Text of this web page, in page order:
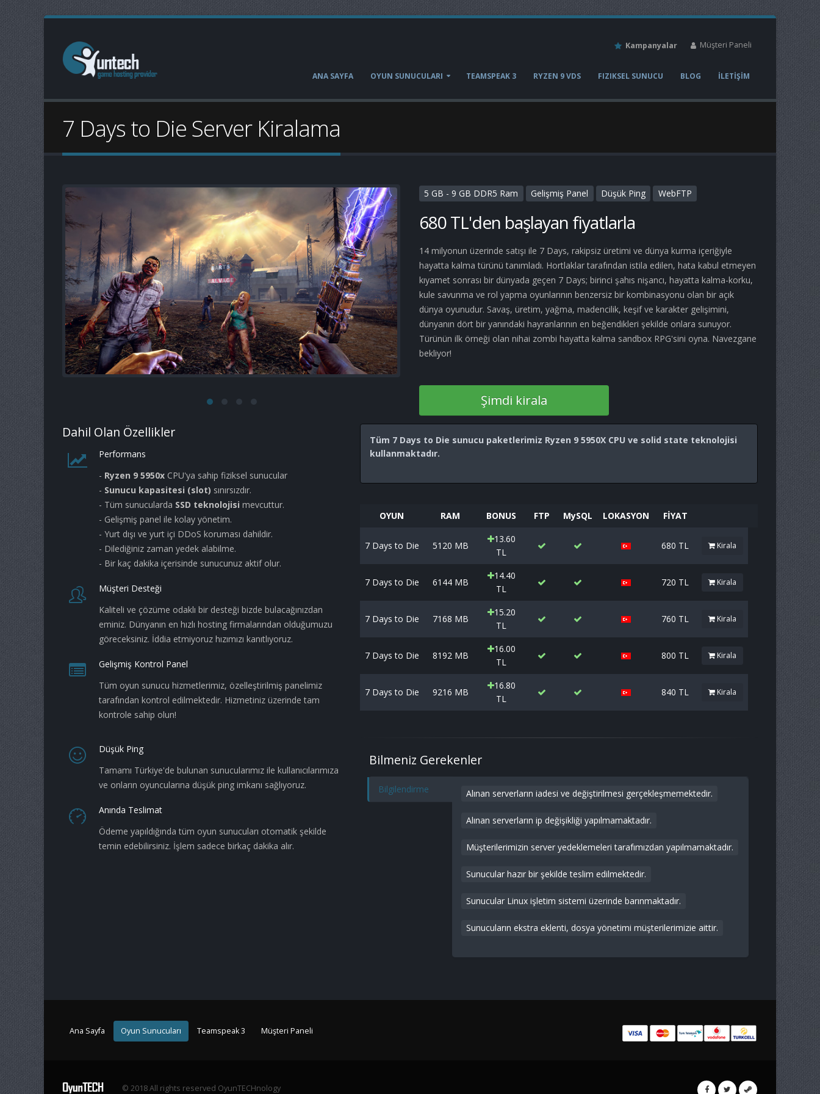
Kampanyalar Müşteri Paneli
ANA SAYFA OYUN SUNUCULARI TEAMSPEAK 3 RYZEN 9 VDS FIZIKSEL SUNUCU BLOG İLETİŞİM
7 Days to Die Server Kiralama
5 GB - 9 GB DDR5 Ram Gelişmiş Panel Düşük Ping WebFTP
680 TL'den başlayan fiyatlarla
14 milyonun üzerinde satışı ile 7 Days, rakipsiz üretimi ve dünya kurma içeriğiyle
hayatta kalma türünü tanımladı. Hortlaklar tarafından istila edilen, hata kabul etmeyen
kıyamet sonrası bir dünyada geçen 7 Days; birinci şahıs nişancı, hayatta kalma-korku,
kule savunma ve rol yapma oyunlarının benzersiz bir kombinasyonu olan bir açık
dünya oyunudur. Savaş, üretim, yağma, madencilik, keşif ve karakter gelişimini,
dünyanın dört bir yanındaki hayranlarının en beğendikleri şekilde onlara sunuyor.
Türünün ilk örneği olan nihai zombi hayatta kalma sandbox RPG'sini oyna. Navezgane
bekliyor!
Şimdi kirala
Dahil Olan Özellikler
Performans
- Ryzen 9 5950x CPU'ya sahip fiziksel sunucular
- Sunucu kapasitesi (slot) sınırsızdır.
- Tüm sunucularda SSD teknolojisi mevcuttur.
- Gelişmiş panel ile kolay yönetim.
- Yurt dışı ve yurt içi DDoS koruması dahildir.
- Dilediğiniz zaman yedek alabilme.
- Bir kaç dakika içerisinde sunucunuz aktif olur.
Müşteri Desteği
Kaliteli ve çözüme odaklı bir desteği bizde bulacağınızdan
eminiz. Dünyanın en hızlı hosting firmalarından olduğumuzu
göreceksiniz. İddia etmiyoruz hızımızı kanıtlıyoruz.
Gelişmiş Kontrol Panel
Tüm oyun sunucu hizmetlerimiz, özelleştirilmiş panelimiz
tarafından kontrol edilmektedir. Hizmetiniz üzerinde tam
kontrole sahip olun!
Düşük Ping
Tamamı Türkiye'de bulunan sunucularımız ile kullanıcılarımıza
ve onların oyuncularına düşük ping imkanı sağlıyoruz.
Anında Teslimat
Ödeme yapıldığında tüm oyun sunucuları otomatik şekilde
temin edebilirsiniz. İşlem sadece birkaç dakika alır.
Tüm 7 Days to Die sunucu paketlerimiz Ryzen 9 5950X CPU ve solid state teknolojisi
kullanmaktadır.
OYUN RAM BONUS FTP MySQL LOKASYON FİYAT
7 Days to Die 5120 MB
13.60
TL
680 TL Kirala
7 Days to Die 6144 MB
14.40
TL
720 TL Kirala
7 Days to Die 7168 MB
15.20
TL
760 TL Kirala
7 Days to Die 8192 MB
16.00
TL
800 TL Kirala
7 Days to Die 9216 MB
16.80
TL
840 TL Kirala
Bilmeniz Gerekenler
Bilgilendirme Alınan serverların iadesi ve değiştirilmesi gerçekleşmemektedir.
Alınan serverların ip değişikliği yapılmamaktadır.
Müşterilerimizin server yedeklemeleri tarafımızdan yapılmamaktadır.
Sunucular hazır bir şekilde teslim edilmektedir.
Sunucular Linux işletim sistemi üzerinde barınmaktadır.
Sunucuların ekstra eklenti, dosya yönetimi müşterilerimizie aittir.
Ana Sayfa Oyun Sunucuları Teamspeak 3 Müşteri Paneli
© 2018 All rights reserved OyunTECHnology